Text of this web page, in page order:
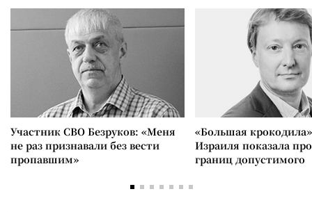
Участник СВО Безруков: «Меня
не раз признавали без вести
пропавшим»
«Большая
Израиля показала
границ допустимого